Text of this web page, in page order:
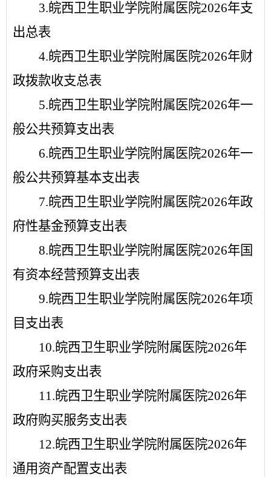
3.皖西卫生职业学院附属医院2026年支
出总表
4.皖西卫生职业学院附属医院2026年财
政拨款收支总表
5.皖西卫生职业学院附属医院2026年一
般公共预算支出表
6.皖西卫生职业学院附属医院2026年一
般公共预算基本支出表
7.皖西卫生职业学院附属医院2026年政
府性基金预算支出表
8.皖西卫生职业学院附属医院2026年国
有资本经营预算支出表
9.皖西卫生职业学院附属医院2026年项
目 支出表
10.皖西卫生职业学院附属医院2026年
政府采购支出表
11.皖西卫生职业学院附属医院2026年
政府购买服务支出表
12.皖西卫生职业学院附属医院2026年
通用资产配置支出表